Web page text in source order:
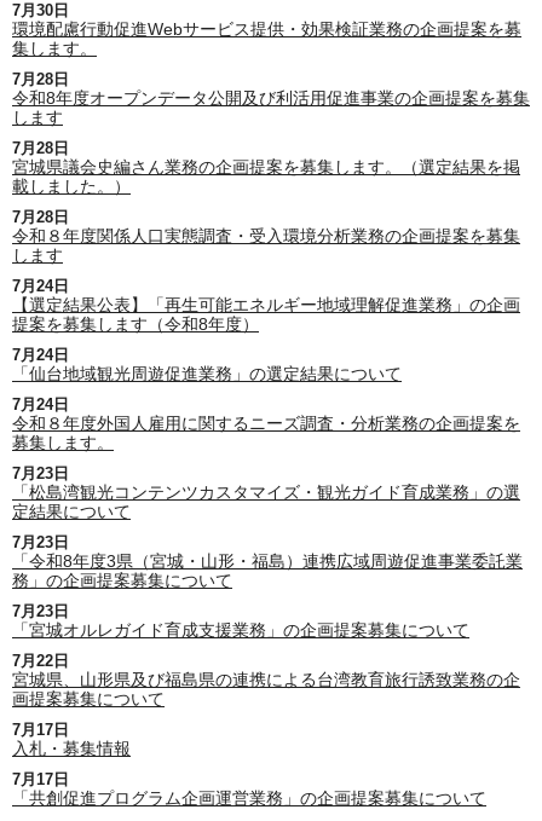
7月30日
環境配慮行動促進Webサービス提供・効果検証業務の企画提案を募
集します。
7月28日
令和8年度オープンデータ公開及び利活用促進事業の企画提案を募集
します
7月28日
宮城県議会史編さん業務の企画提案を募集します。（選定結果を掲
載しました。）
7月28日
令和８年度関係人口実態調査・受入環境分析業務の企画提案を募集
します
7月24日
【選定結果公表】「再生可能エネルギー地域理解促進業務」の企画
提案を募集します（令和8年度）
7月24日
「仙台地域観光周遊促進業務」の選定結果について
7月24日
令和８年度外国人雇用に関するニーズ調査・分析業務の企画提案を
募集します。
7月23日
「松島湾観光コンテンツカスタマイズ・観光ガイド育成業務」の選
定結果について
7月23日
「令和8年度3県（宮城・山形・福島）連携広域周遊促進事業委託業
務」の企画提案募集について
7月23日
「宮城オルレガイド育成支援業務」の企画提案募集について
7月22日
宮城県、山形県及び福島県の連携による台湾教育旅行誘致業務の企
画提案募集について
7月17日
入札・募集情報
7月17日
「共創促進プログラム企画運営業務」の企画提案募集について